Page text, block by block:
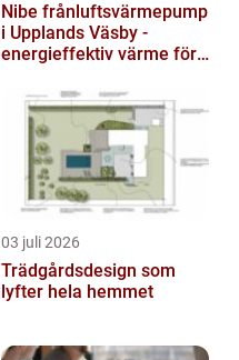
Nibe frånluftsvärmepump
i Upplands Väsby -
energieffektiv värme för
03 juli 2026
Trädgårdsdesign som
lyfter hela hemmet